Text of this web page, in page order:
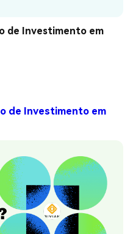
de Investimento em
de Investimento em